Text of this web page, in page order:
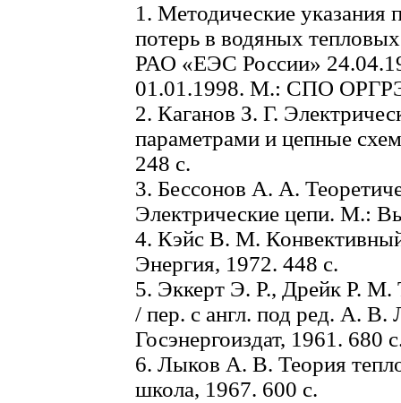
1. Методические указания
потерь в водяных
РАО «ЕЭС России»
01.01.1998. М.: СПО
2. Каганов З. Г.
параметрами и цепные
248 с.
3. Бессонов А. А.
Электрические цепи. М.:
4. Кэйс В. М.
Энергия, 1972. 448 с.
5. Эккерт Э. Р., Дрейк Р. М.
/ пер. с англ. под ред. А.
Госэнергоиздат, 1961. 680
6. Лыков А. В. Теория
школа, 1967. 600 с.